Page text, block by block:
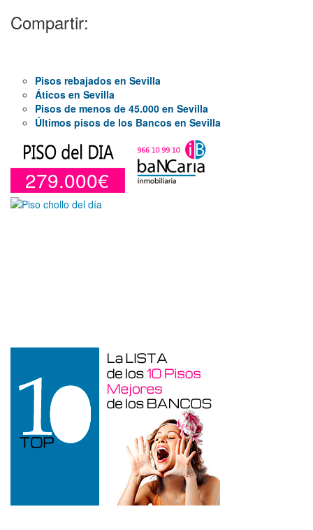
Compartir:
Pisos rebajados en Sevilla
Áticos en Sevilla
Pisos de menos de 45.000 en Sevilla
Últimos pisos de los Bancos en Sevilla
279.000€